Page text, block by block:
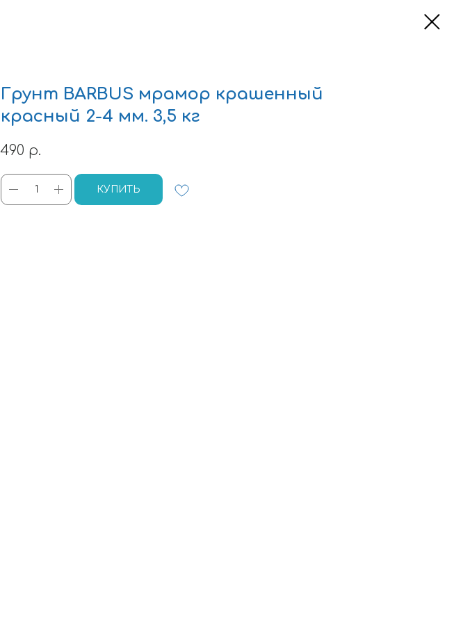
Грунт BARBUS мрамор крашенный
красный 2-4 мм. 3,5 кг
490 р.
КУПИТЬ